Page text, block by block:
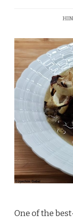
One of the